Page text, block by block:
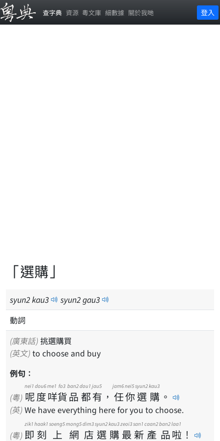
查字典 資源 粵文庫 細數據 關於我哋 登入
「選購」
syun2kau3 syun2gau3
動詞
(廣東話) 挑選購買
(英文) to choose and buy
例句：
(粵) 呢
nei1
度
dou6
咩
me1
貨
fo3
品
ban2
都
dou1
有
jau5
， 任
jam6
你
nei5
選
syun2
購
kau3
。
(英) We have everything here for you to choose.
(粵) 即
zik1
刻
haak1
上
soeng5
網
mong5
店
dim3
選
syun2
購
kau3
最
zeoi3
新
san1
產
caan2
品
ban2
啦
laa1
！